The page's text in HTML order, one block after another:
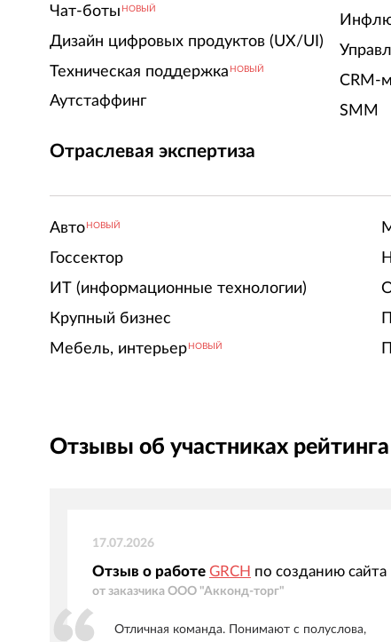
Чат-боты НОВЫЙ
Дизайн цифровых продуктов (UX/UI)
Техническая поддержка НОВЫЙ
Аутстаффинг
CRM-
SMM
Отраслевая экспертиза
Авто НОВЫЙ
Госсектор
ИТ (информационные технологии)
Крупный бизнес
Мебель, интерьер НОВЫЙ
Отзывы об участниках рейтинга
17.07.2026
Отзыв о работе GRCH по созданию сайта
от заказчика ООО "Акконд-торг"
Отличная команда. Понимают с полуслова,